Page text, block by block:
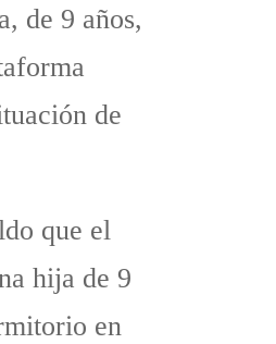
de 9 años,
de
que el
hija de 9
en